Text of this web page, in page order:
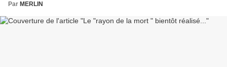
Par MERLIN